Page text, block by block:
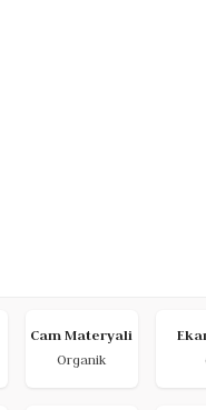
Cam Materyali
Organik